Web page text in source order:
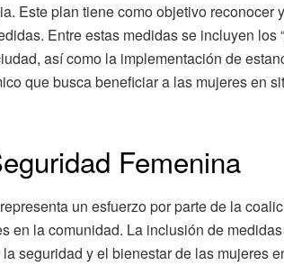
Este plan tiene como objetivo reconocer
Entre estas medidas se incluyen los
así como la implementación de
que busca beneficiar a las mujeres en
Femenina
un esfuerzo por parte de la
en la comunidad. La inclusión de
seguridad y el bienestar de las mujeres